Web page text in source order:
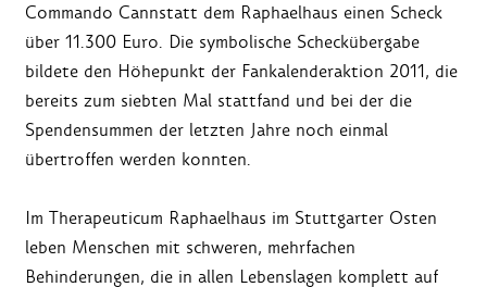
Commando Cannstatt dem Raphaelhaus einen Scheck
über 11.300 Euro. Die symbolische Scheckübergabe
bildete den Höhepunkt der Fankalenderaktion 2011, die
bereits zum siebten Mal stattfand und bei der die
Spendensummen der letzten Jahre noch einmal
übertroffen werden konnten.
Im Therapeuticum Raphaelhaus im Stuttgarter Osten
leben Menschen mit schweren, mehrfachen
Behinderungen, die in allen Lebenslagen komplett auf